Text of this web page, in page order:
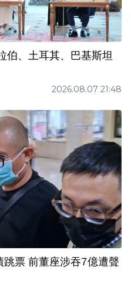
伯、土耳其、巴基斯坦
2026.08.07 21:48
票 前董座涉吞7億遭聲